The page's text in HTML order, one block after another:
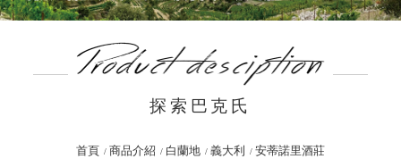
探索巴克氏
首頁 商品介紹 白蘭地 義大利 安蒂諾里酒莊